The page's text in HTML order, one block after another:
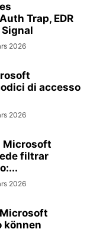
Trap, EDR
2026
di accesso
2026
Microsoft
filtrar
2026
können